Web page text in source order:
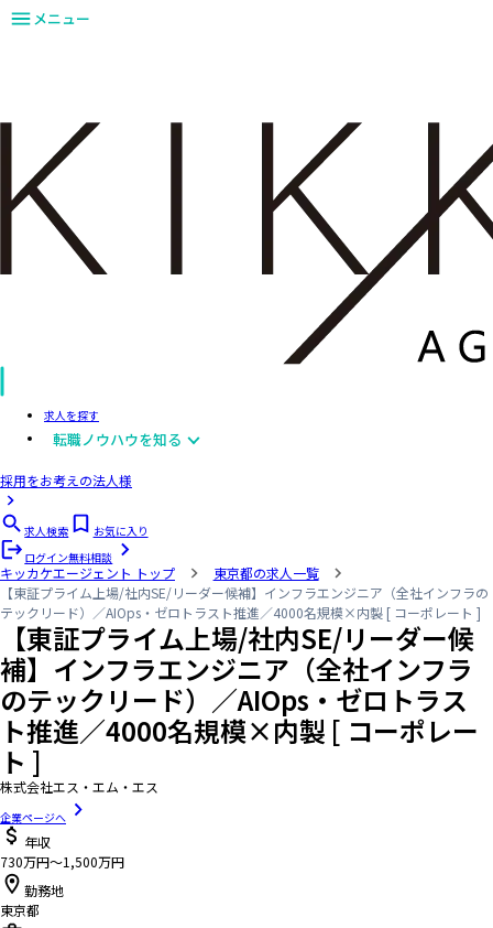
メニュー
求人を探す
転職ノウハウを知る
採用をお考えの法人様
求人検索
お気に入り
ログイン無料相談
キッカケエージェント トップ
東京都の求人一覧
【東証プライム上場/社内SE/リーダー候補】インフラエンジニア（全社インフラの
テックリード）／AIOps・ゼロトラスト推進／4000名規模×内製 [ コーポレート ]
【東証プライム上場/社内SE/リーダー候
補】インフラエンジニア（全社インフラ
のテックリード）／AIOps・ゼロトラス
ト推進／4000名規模×内製 [ コーポレー
ト ]
株式会社エス・エム・エス
企業ページへ
年収
730万円〜1,500万円
勤務地
東京都